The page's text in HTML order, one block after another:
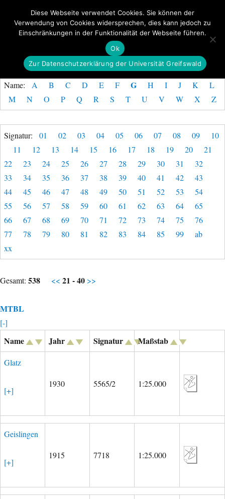
GeoGREIF MENÜ
Name: A B C D E F G H I J K
L
M
N O P Q R S T U V W X Z
Signatur: 01 02 03 04 05 06 07 08 09
10
11
12 13 14 15 16 17 18 19 20
21
22
23 24 25 26 27 28 29 30 31
32
33
34 35 36 37 38 39 40 41 42
43
44
45 46 47 48 49 50 51 52 53
54
55
56 57 58 59 60 61 62 63 64
65
66
67 68 69 70 71 72 73 74 75
76
77
78 79 80 81 82 83 84 85 99
ab
xx
Gesamt: 538 << 21 - 40 >>
MTBL
[-]
Name Jahr Signatur Maßstab
Glatz
[+]
1930 5565/2 1:25.000
Geislingen
[+]
1915 7718 1:25.000
Diese Webseite verwendet Cookies. Sie können der
Verwendung von Cookies widersprechen, dies kann jedoch zu
Einschränkungen in der Funktionalität der Webseite führen.
Ok
Zur Datenschutzerklärung der Universität Greifswald